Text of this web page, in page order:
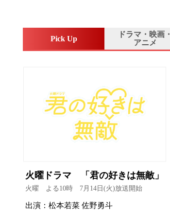
Pick Up
ドラマ・映画・
アニメ
火曜ドラマ 「君の好きは無敵」
火曜 よる10時 7月14日(火)放送開始
出演：松本若菜 佐野勇斗